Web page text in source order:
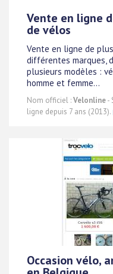
Vente en ligne
de vélos
Vente en ligne de
différentes marques,
plusieurs modèles :
homme et femme...
Nom officiel :Velonline-
ligne depuis 7 ans (2013).
Occasion vélo,